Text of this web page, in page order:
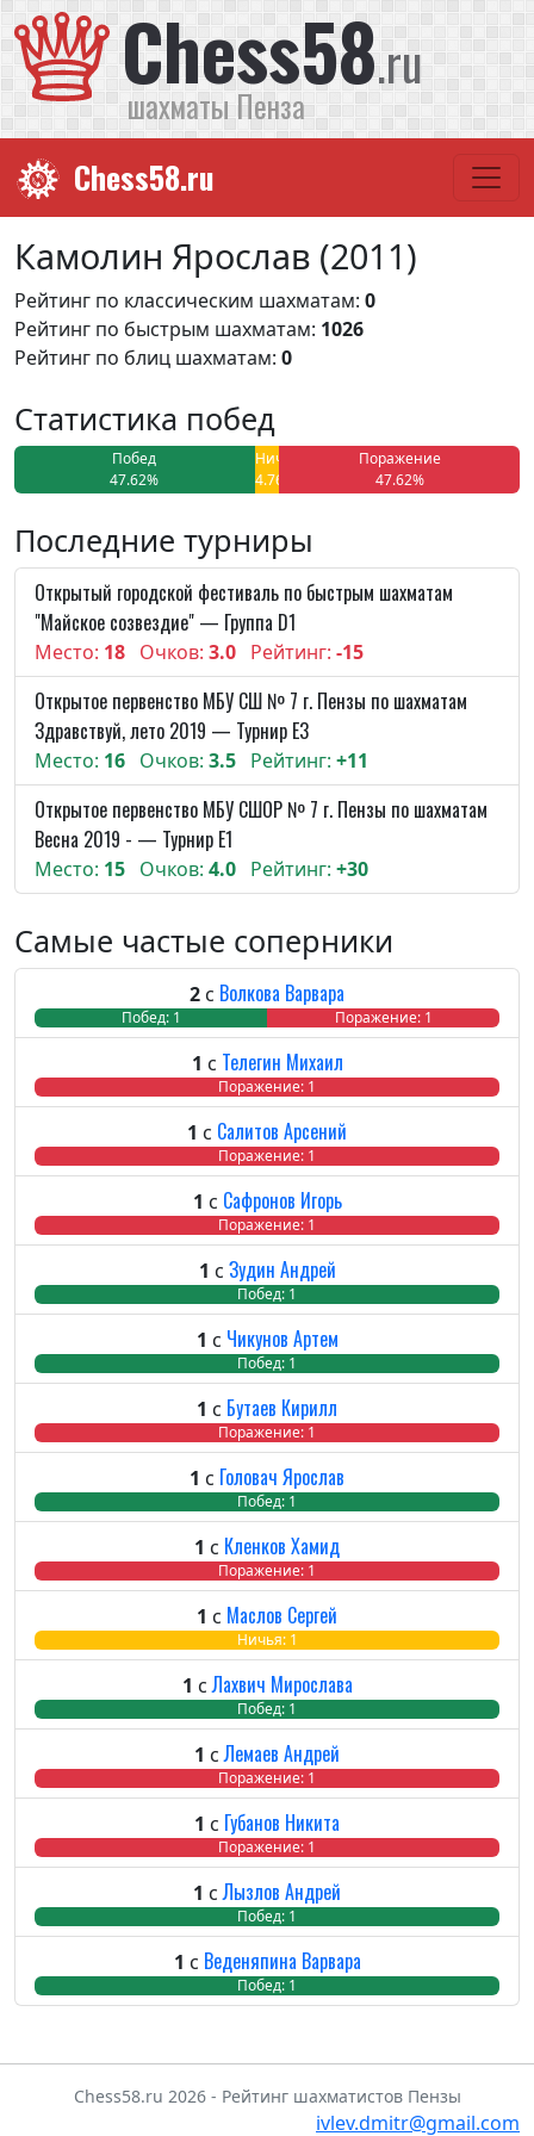
Chess58.ru
шахматы Пенза
Chess58.ru
Камолин Ярослав (2011)
Рейтинг по классическим шахматам: 0
Рейтинг по быстрым шахматам: 1026
Рейтинг по блиц шахматам: 0
Статистика побед
Побед
47.62%
Ничья
4.76%
Поражение
47.62%
Последние турниры
Открытый городской фестиваль по быстрым шахматам
"Майское созвездие" — Группа D1
Место: 18 Очков: 3.0 Рейтинг: -15
Открытое первенство МБУ СШ № 7 г. Пензы по шахматам
Здравствуй, лето 2019 — Турнир E3
Место: 16 Очков: 3.5 Рейтинг: +11
Открытое первенство МБУ СШОР № 7 г. Пензы по шахматам
Весна 2019 - — Турнир E1
Место: 15 Очков: 4.0 Рейтинг: +30
Самые частые соперники
2 с Волкова Варвара
Побед: 1 Поражение: 1
1 с Телегин Михаил
Побед: 0
Ничья: 0 Поражение: 1
1 с Салитов Арсений
Побед: 0
Ничья: 0 Поражение: 1
1 с Сафронов Игорь
Побед: 0
Ничья: 0 Поражение: 1
1 с Зудин Андрей
Побед: 1
1 с Чикунов Артем
Побед: 1
1 с Бутаев Кирилл
Побед: 0
Ничья: 0 Поражение: 1
1 с Головач Ярослав
Побед: 1
1 с Кленков Хамид
Побед: 0
Ничья: 0 Поражение: 1
1 с Маслов Сергей
Побед: 0 Ничья: 1
1 сЛахвич Мирослава
Побед: 1
1 сЛемаев Андрей
Побед: 0
Ничья: 0 Поражение: 1
1 с Губанов Никита
Побед: 0
Ничья: 0 Поражение: 1
1 сЛызлов Андрей
Побед: 1
1 с Веденяпина Варвара
Побед: 1
Chess58.ru 2026 - Рейтинг шахматистов Пензы
ivlev.dmitr@gmail.com